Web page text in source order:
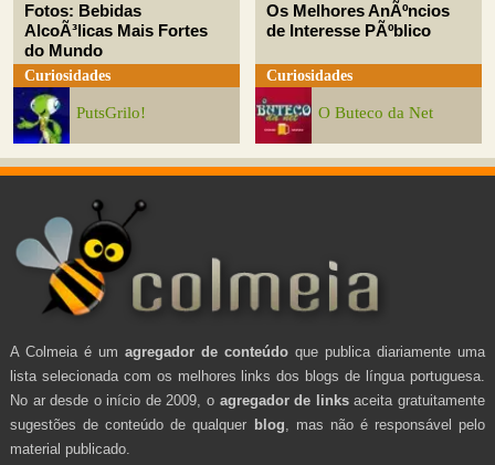
Fotos: Bebidas
AlcoÃ³licas Mais Fortes
do Mundo
Curiosidades
PutsGrilo!
Os Melhores AnÃºncios
de Interesse PÃºblico
Curiosidades
O Buteco da Net
A Colmeia é um agregador de conteúdo que publica diariamente uma
lista selecionada com os melhores links dos blogs de língua portuguesa.
No ar desde o início de 2009, o agregador de linksaceita gratuitamente
sugestões de conteúdo de qualquer blog , mas não é responsável pelo
material publicado.